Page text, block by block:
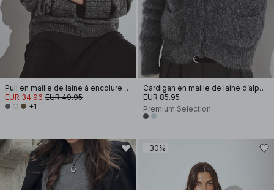
Pull en maille de laine à encolure ronde
EUR 34.96 EUR 49.95
+1
Cardigan en maille de laine d’alpaga mélangée
EUR 85.95
Premium Selection
-30%